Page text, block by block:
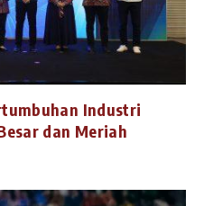
Industri
dan Meriah